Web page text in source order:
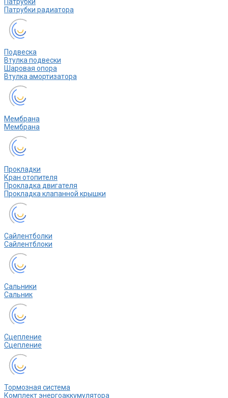
Патрубки
Патрубки радиатора
Подвеска
Втулка подвески
Шаровая опора
Втулка амортизатора
Мембрана
Мембрана
Прокладки
Кран отопителя
Прокладка двигателя
Прокладка клапанной крышки
Сайлентболки
Сайлентблоки
Сальники
Сальник
Сцепление
Сцепление
Тормозная система
Комплект энергоаккумулятора